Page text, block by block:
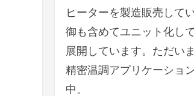
ヒーターを製造販売して
御も含めてユニット化し
展開しています。ただい
精密温調アプリケーショ
中。